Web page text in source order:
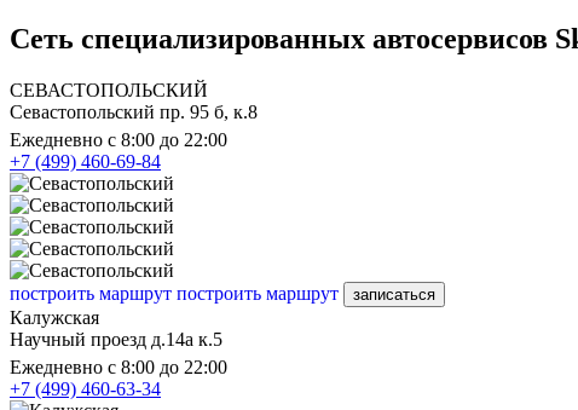
Сеть специализированных автосервисов
СЕВАСТОПОЛЬСКИЙ
Севастопольский пр. 95 б, к.8
Ежедневно с 8:00 до 22:00
+7 (499) 460-69-84
построить маршрут построить маршрут записаться
Калужская
Научный проезд д.14а к.5
Ежедневно с 8:00 до 22:00
+7 (499) 460-63-34